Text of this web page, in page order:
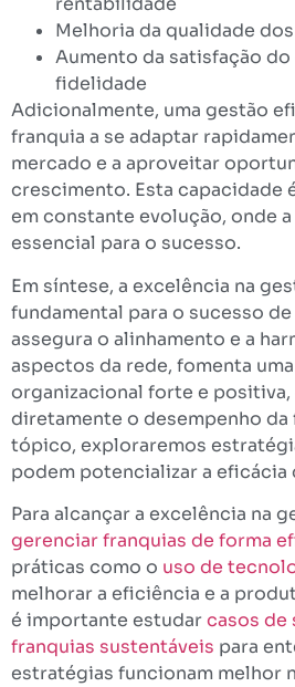
Melhoria da qualidade
Aumento da satisfação
fidelidade
Adicionalmente, uma gestão
franquia a se adaptar
mercado e a aproveitar
crescimento. Esta capacidade
em constante evolução, onde
essencial para o sucesso.
Em síntese, a excelência na
fundamental para o sucesso de
assegura o alinhamento e a
aspectos da rede, fomenta
organizacional forte e positiva,
diretamente o desempenho
tópico, exploraremos
podem potencializar a eficácia
Para alcançar a excelência na
gerenciar franquias de forma
práticas como o uso de
melhorar a eficiência e a
é importante estudarcasos de
franquias sustentáveis para
estratégias funcionam melhor